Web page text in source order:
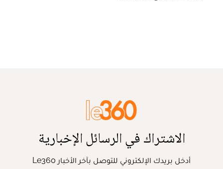
الاشتراك في الرسائل الإخبارية
أدخل بريدك الإلكتروني للتوصل بآخر الأخبار Le360